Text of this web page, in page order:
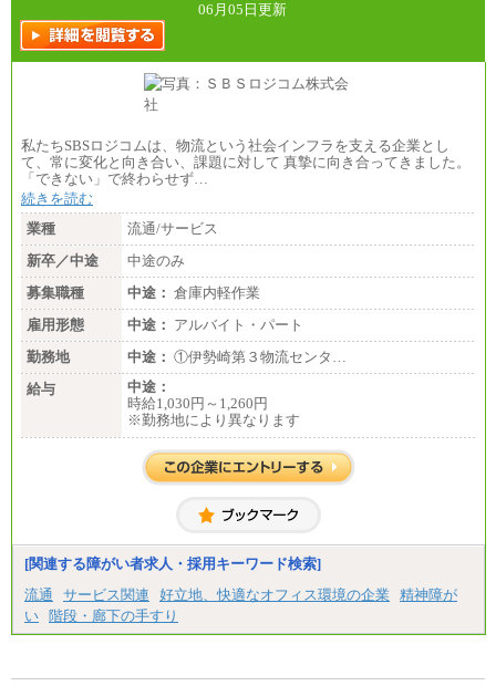
06月05日更新
私たちSBSロジコムは、物流という社会インフラを支える企業とし
て、常に変化と向き合い、課題に対して 真摯に向き合ってきました。
「できない」で終わらせず…
続きを読む
業種
流通/サービス
新卒／中途
中途のみ
募集職種
中途： 倉庫内軽作業
雇用形態
中途： アルバイト・パート
勤務地
中途： ①伊勢崎第３物流センタ…
給与
中途：
時給1,030円～1,260円
※勤務地により異なります
[関連する障がい者求人・採用キーワード検索]
流通
サービス関連 好立地、快適なオフィス環境の企業
精神障が
い 階段・廊下の手すり